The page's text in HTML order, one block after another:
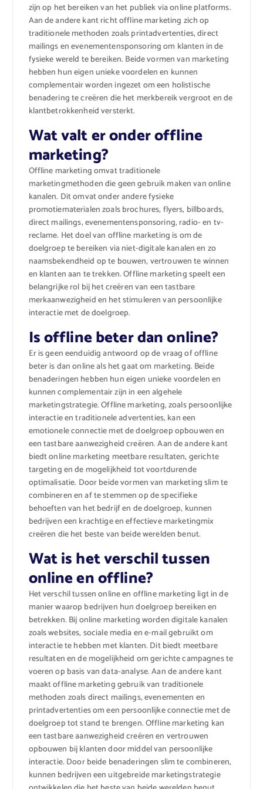
zijn op het bereiken van het publiek via online platforms.
Aan de andere kant richt offline marketing zich op
traditionele methoden zoals printadvertenties, direct
mailings en evenementensponsoring om klanten in de
fysieke wereld te bereiken. Beide vormen van marketing
hebben hun eigen unieke voordelen en kunnen
complementair worden ingezet om een ​​holistische
benadering te creëren die het merkbereik vergroot en de
klantbetrokkenheid versterkt.
Wat valt er onder offline
marketing?
Offline marketing omvat traditionele
marketingmethoden die geen gebruik maken van online
kanalen. Dit omvat onder andere fysieke
promotiematerialen zoals brochures, flyers, billboards,
direct mailings, evenementensponsoring, radio- en tv-
reclame. Het doel van offline marketing is om de
doelgroep te bereiken via niet-digitale kanalen en zo
naamsbekendheid op te bouwen, vertrouwen te winnen
en klanten aan te trekken. Offline marketing speelt een
belangrijke rol bij het creëren van een tastbare
merkaanwezigheid en het stimuleren van persoonlijke
interactie met de doelgroep.
Is offline beter dan online?
Er is geen eenduidig antwoord op de vraag of offline
beter is dan online als het gaat om marketing. Beide
benaderingen hebben hun eigen unieke voordelen en
kunnen complementair zijn in een algehele
marketingstrategie. Offline marketing, zoals persoonlijke
interactie en traditionele advertenties, kan een
emotionele connectie met de doelgroep opbouwen en
een tastbare aanwezigheid creëren. Aan de andere kant
biedt online marketing meetbare resultaten, gerichte
targeting en de mogelijkheid tot voortdurende
optimalisatie. Door beide vormen van marketing slim te
combineren en af te stemmen op de specifieke
behoeften van het bedrijf en de doelgroep, kunnen
bedrijven een krachtige en effectieve marketingmix
creëren die het beste van beide werelden benut.
Wat is het verschil tussen
online en offline?
Het verschil tussen online en offline marketing ligt in de
manier waarop bedrijven hun doelgroep bereiken en
betrekken. Bij online marketing worden digitale kanalen
zoals websites, sociale media en e-mail gebruikt om
interactie te hebben met klanten. Dit biedt meetbare
resultaten en de mogelijkheid om gerichte campagnes te
voeren op basis van data-analyse. Aan de andere kant
maakt offline marketing gebruik van traditionele
methoden zoals direct mailings, evenementen en
printadvertenties om een persoonlijke connectie met de
doelgroep tot stand te brengen. Offline marketing kan
een tastbare aanwezigheid creëren en vertrouwen
opbouwen bij klanten door middel van persoonlijke
interactie. Door beide benaderingen slim te combineren,
kunnen bedrijven een uitgebreide marketingstrategie